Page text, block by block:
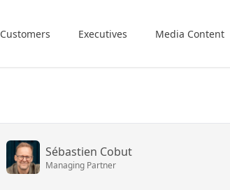
Customers Executives Media Content
Sébastien Cobut
Managing Partner